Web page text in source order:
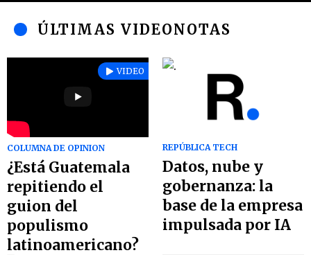
ÚLTIMAS VIDEONOTAS
VIDEO
COLUMNA DE OPINION
¿Está Guatemala
repitiendo el
guion del
populismo
latinoamericano?
REPÚBLICA TECH
Datos, nube y
gobernanza: la
base de la empresa
impulsada por IA